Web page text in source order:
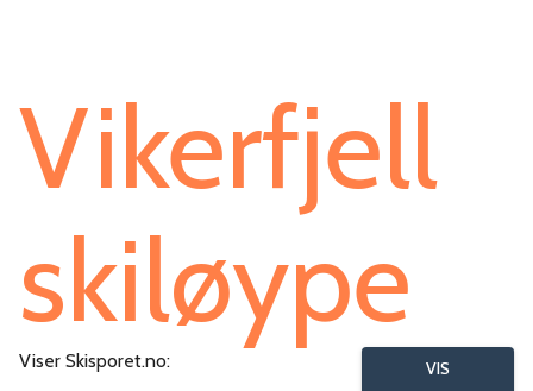
Vikerfjell
skiløype
Viser Skisporet.no:
VIS